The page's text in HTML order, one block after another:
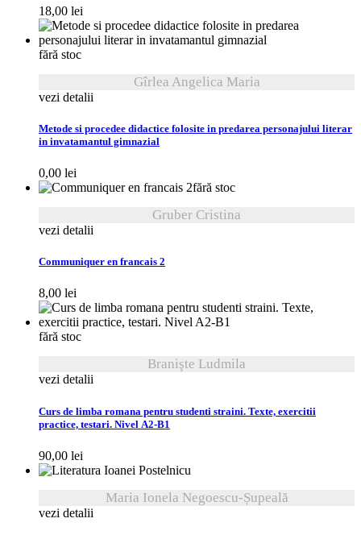
18,00 lei
fără stoc
Gîrlea Angelica Maria
vezi detalii
Metode si procedee didactice folosite in predarea personajului literar
in invatamantul gimnazial
0,00 lei
fără stoc
Gruber Cristina
vezi detalii
Communiquer en francais 2
8,00 lei
fără stoc
Branişte Ludmila
vezi detalii
Curs de limba romana pentru studenti straini. Texte, exercitii
practice, testari. Nivel A2-B1
90,00 lei
Maria Ionela Negoescu-Șupeală
vezi detalii